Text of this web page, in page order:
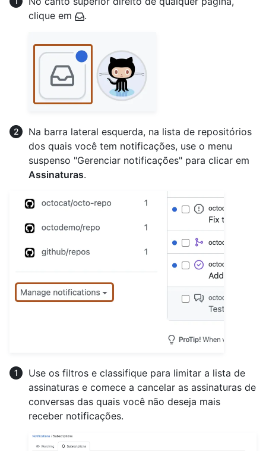
clique em
.
Na barra lateral esquerda, na lista de repositórios
dos quais você tem notificações, use o menu
suspenso "Gerenciar notificações" para clicar em
Assinaturas.
Use os filtros e classifique para limitar a lista de
assinaturas e comece a cancelar as assinaturas de
conversas das quais você não deseja mais
receber notificações.